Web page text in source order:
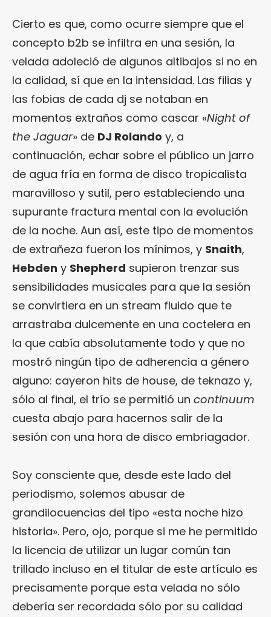
Cierto es que, como ocurre siempre que el
concepto b2b se infiltra en una sesión, la
velada adoleció de algunos altibajos si no en
la calidad, sí que en la intensidad. Las filias y
las fobias de cada dj se notaban en
momentos extraños como cascar «Night of
the Jaguar» de DJ Rolando y, a
continuación, echar sobre el público un jarro
de agua fría en forma de disco tropicalista
maravilloso y sutil, pero estableciendo una
supurante fractura mental con la evolución
de la noche. Aun así, este tipo de momentos
de extrañeza fueron los mínimos, y Snaith,
Hebden y Shepherd supieron trenzar sus
sensibilidades musicales para que la sesión
se convirtiera en un stream fluido que te
arrastraba dulcemente en una coctelera en
la que cabía absolutamente todo y que no
mostró ningún tipo de adherencia a género
alguno: cayeron hits de house, de teknazo y,
sólo al final, el trío se permitió un continuum
cuesta abajo para hacernos salir de la
sesión con una hora de disco embriagador.
Soy consciente que, desde este lado del
periodismo, solemos abusar de
grandilocuencias del tipo «esta noche hizo
historia». Pero, ojo, porque si me he permitido
la licencia de utilizar un lugar común tan
trillado incluso en el titular de este artículo es
precisamente porque esta velada no sólo
debería ser recordada sólo por su calidad